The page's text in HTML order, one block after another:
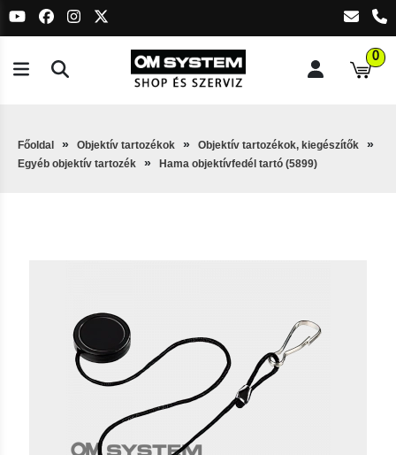
0
Főoldal Objektív tartozékok
Objektív tartozékok, kiegészítők
Egyéb objektív tartozék
Hama objektívfedél tartó (5899)